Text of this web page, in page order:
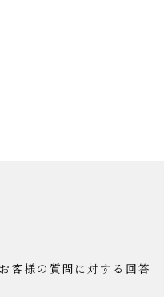
お客様の質問に対する回答